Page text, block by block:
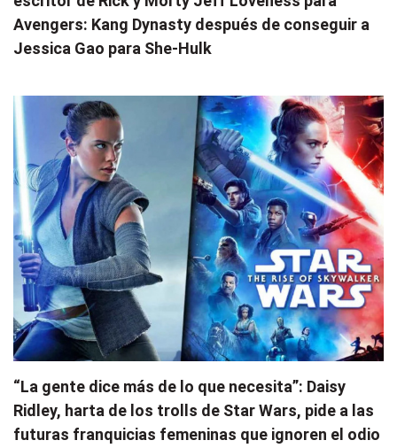
Avengers: Kang Dynasty después de conseguir a
Jessica Gao para She-Hulk
“La gente dice más de lo que necesita”: Daisy
Ridley, harta de los trolls de Star Wars, pide a las
futuras franquicias femeninas que ignoren el odio